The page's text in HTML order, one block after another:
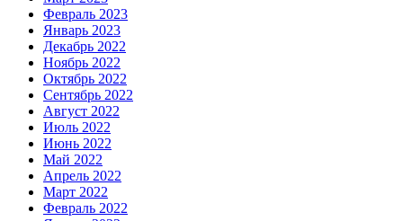
Февраль 2023
Январь 2023
Декабрь 2022
Ноябрь 2022
Октябрь 2022
Сентябрь 2022
Август 2022
Июль 2022
Июнь 2022
Май 2022
Апрель 2022
Март 2022
Февраль 2022